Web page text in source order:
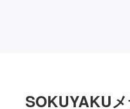
SOKUYAKU